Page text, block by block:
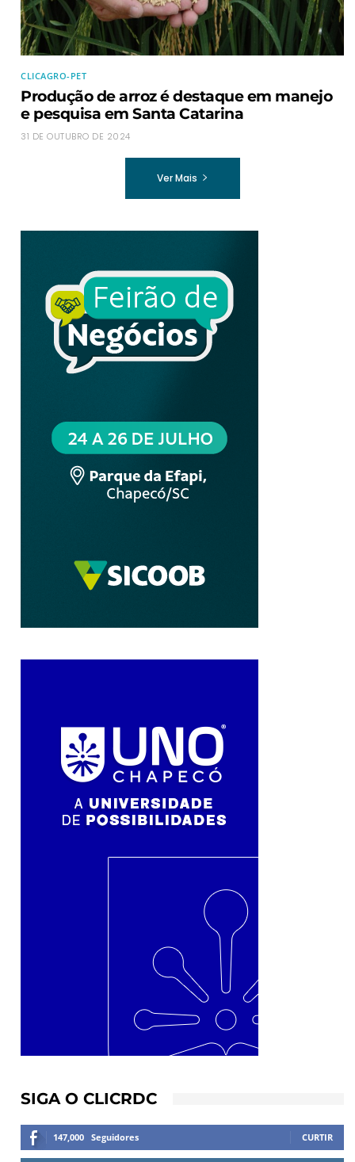
CLICAGRO-PET
Produção de arroz é destaque em manejo
e pesquisa em Santa Catarina
31 DE OUTUBRO DE 2024
Ver Mais
SIGA O CLICRDC
147,000 Seguidores CURTIR